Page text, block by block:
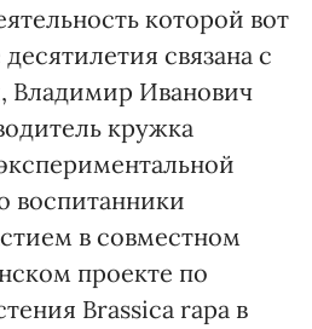
которой вот
связана с
Владимир Иванович
кружка
воспитанники
в совместном
проекте по
Brassica rapa в